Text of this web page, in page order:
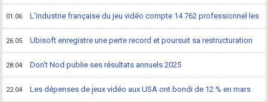
01.06 L'industrie française du jeu vidéo compte 14 762 professionnel·les
26.05 Ubisoft enregistre une perte record et poursuit sa restructuration
28.04 Don't Nod publie ses résultats annuels 2025
22.04 Les dépenses de jeux vidéo aux USA ont bondi de 12 % en mars